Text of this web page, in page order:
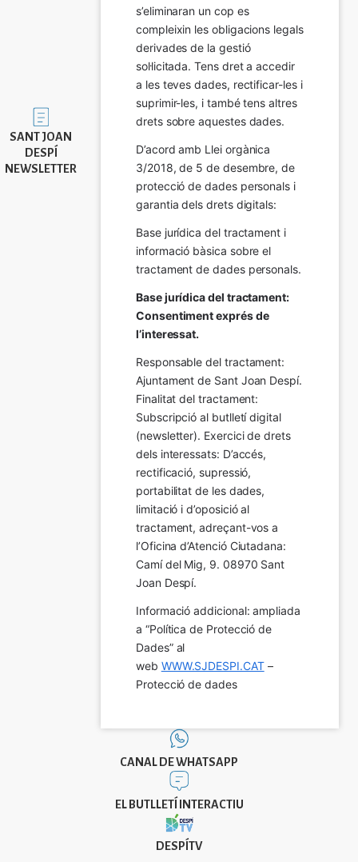
Imatge
SANT JOAN
DESPÍ
NEWSLETTER
s’eliminaran un cop es
compleixin les obligacions legals
derivades de la gestió
sol·licitada. Tens dret a accedir
a les teves dades, rectificar-les i
suprimir-les, i també tens altres
drets sobre aquestes dades.
D’acord amb Llei orgànica
3/2018, de 5 de desembre, de
protecció de dades personals i
garantia dels drets digitals:
Base jurídica del tractament i
informació bàsica sobre el
tractament de dades personals.
Base jurídica del tractament:
Consentiment exprés de
l’interessat.
Responsable del tractament:
Ajuntament de Sant Joan Despí.
Finalitat del tractament:
Subscripció al butlletí digital
(newsletter). Exercici de drets
dels interessats: D’accés,
rectificació, supressió,
portabilitat de les dades,
limitació i d’oposició al
tractament, adreçant-vos a
l’Oficina d’Atenció Ciutadana:
Camí del Mig, 9. 08970 Sant
Joan Despí.
Informació addicional: ampliada
a “Política de Protecció de
Dades” al
web WWW.SJDESPI.CAT –
Protecció de dades
CANAL DE WHATSAPP
EL BUTLLETÍ INTERACTIU
DESPÍTV